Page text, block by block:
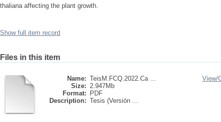
thaliana affecting the plant growth.
Show full item record
Files in this item
Name: TeisM.FCQ.2022.Ca ...
Size: 2.947Mb
Format:
PDF
Description: Tesis (Versión ...
View/